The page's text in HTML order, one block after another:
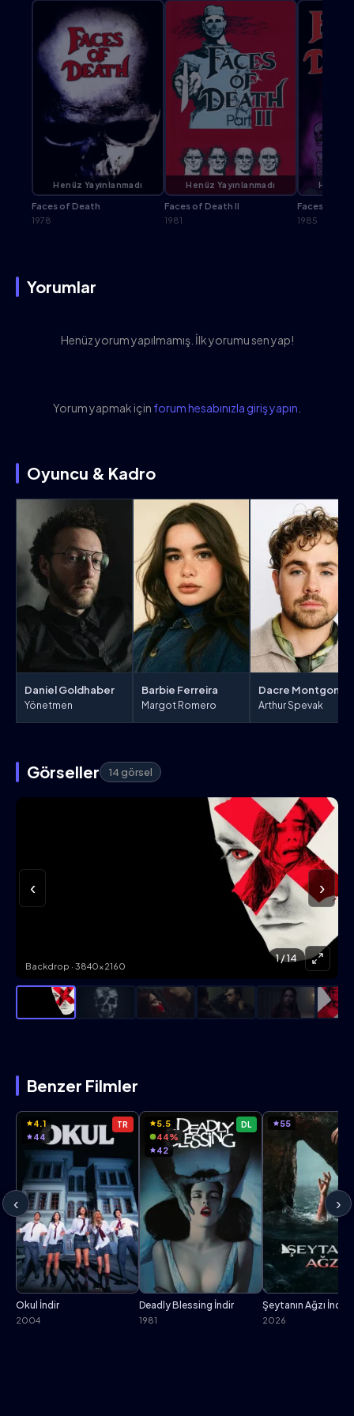
Henüz Yayınlanmadı
Faces of Death
1978
Henüz Yayınlanmadı
Faces of Death II
1981
Henüz
Faces of
1985
Yorumlar
Henüz yorum yapılmamış. İlk yorumu sen yap!
Yorum yapmak için forum hesabınızla giriş yapın
Oyuncu & Kadro
Daniel Goldhaber
Yönetmen
Barbie Ferreira
Margot Romero Arthur Spevak
Görseller 14 görsel
‹
Backdrop · 3840×2160
›
1/ 14
Benzer Filmler
‹
TR
4.1
44
Okul İndir
2004
DL
5.5
44%
42
Deadly Blessing İndir
1981
55
Şeytanın Ağzı İndir
2026
›